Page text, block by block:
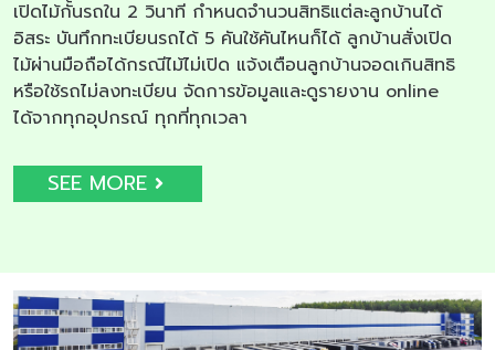
เปิดไม้กั้นรถใน 2 วินาที กำหนดจำนวนสิทธิแต่ละลูกบ้านได้
อิสระ บันทึกทะเบียนรถได้ 5 คันใช้คันไหนก็ได้ ลูกบ้านสั่งเปิด
ไม้ผ่านมือถือได้กรณีไม้ไม่เปิด แจ้งเตือนลูกบ้านจอดเกินสิทธิ
หรือใช้รถไม่ลงทะเบียน จัดการข้อมูลและดูรายงาน online
ได้จากทุกอุปกรณ์ ทุกที่ทุกเวลา
SEE MORE